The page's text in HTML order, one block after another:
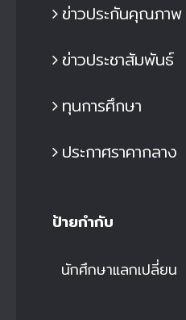
ข่าวประกันคุณภาพ
ข่าวประชาสัมพันธ์
ทุนการศึกษา
ประกาศราคากลาง
ป้ายกำกับ
นักศึกษาแลกเปลี่ยน